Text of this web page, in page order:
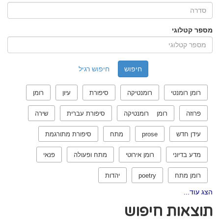
מספר קטלוגי
חיפוש רגיל
רומן רומנטי רומנטיקה סיפורת עיון רומן
פרוזה רומן רומנטיקה סיפורת עברית שירה
עידן חדש prose מתח סיפורת מתורגמת
מדע בדיוני רומן אירוטי מתח ופעולה פנאי
רומן מתח poetry יהדות
הצג עוד...
תוצאות חיפוש